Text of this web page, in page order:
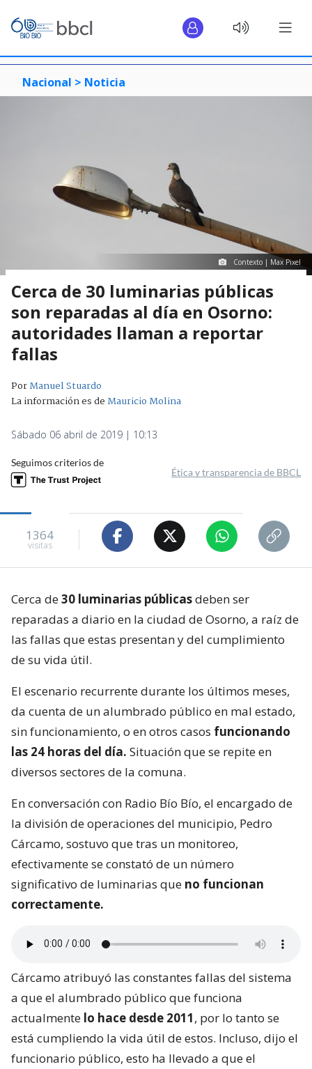
Nacional > Noticia
Contexto | Max Pixel
Cerca de 30 luminarias públicas
son reparadas al día en Osorno:
autoridades llaman a reportar
fallas
PorManuel Stuardo
La información es deMauricio Molina
Sábado 06 abril de 2019 | 10:13
Seguimos criterios de
Ética y transparencia de BBCL
1364
visitas
Cerca de30 luminarias públicasdeben ser
reparadas a diario en la ciudad de Osorno, a raíz de
las fallas que estas presentan y del cumplimiento
de su vida útil.
El escenario recurrente durante los últimos meses,
da cuenta de un alumbrado público en mal estado,
sin funcionamiento, o en otros casos funcionando
las 24 horas del día. Situación que se repite en
diversos sectores de la comuna.
En conversación con Radio Bío Bío, el encargado de
la división de operaciones del municipio, Pedro
Cárcamo, sostuvo que tras un monitoreo,
efectivamente se constató de un número
significativo de luminarias que no funcionan
correctamente.
Cárcamo atribuyó las constantes fallas del sistema
a que el alumbrado público que funciona
actualmente lo hace desde 2011, por lo tanto se
está cumpliendo la vida útil de estos. Incluso, dijo el
funcionario público, esto ha llevado a que el